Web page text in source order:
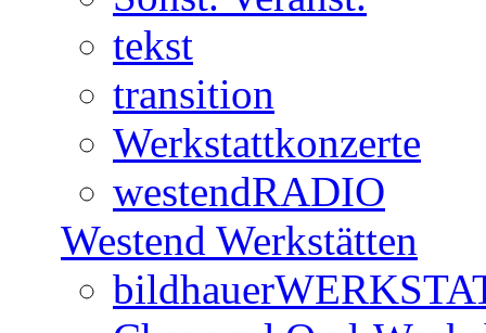
tekst
transition
Werkstattkonzerte
westendRADIO
Westend Werkstätten